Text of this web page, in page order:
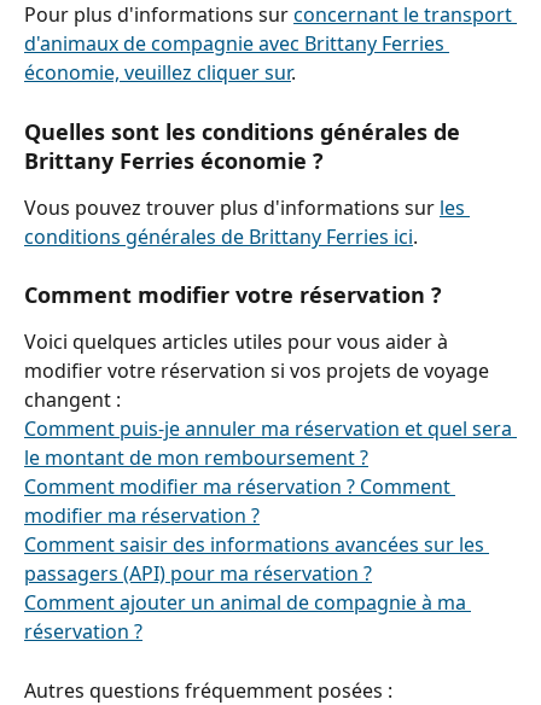
Pour plus d'informations sur concernant le transport
d'animaux de compagnie avec Brittany Ferries
économie, veuillez cliquer sur.
Quelles sont les conditions générales de
Brittany Ferries économie ?
Vous pouvez trouver plus d'informations sur les
conditions générales de Brittany Ferries ici.
Comment modifier votre réservation ?
Voici quelques articles utiles pour vous aider à
modifier votre réservation si vos projets de voyage
changent :
Comment puis-je annuler ma réservation et quel sera
le montant de mon remboursement ?
Comment modifier ma réservation ? Comment
modifier ma réservation ?
Comment saisir des informations avancées sur les
passagers (API) pour ma réservation ?
Comment ajouter un animal de compagnie à ma
réservation ?
Autres questions fréquemment posées :